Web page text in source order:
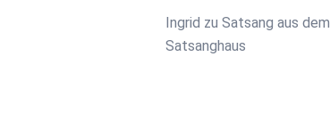
Ingrid zu Satsang aus dem
Satsanghaus